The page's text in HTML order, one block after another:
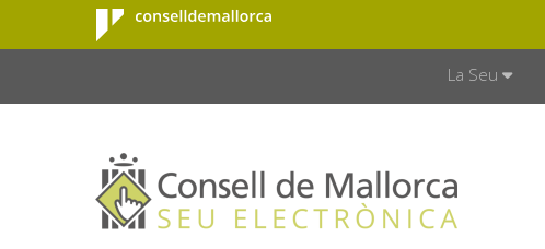
Salta al contingut principal
Consell de
Mallorca
La Seu